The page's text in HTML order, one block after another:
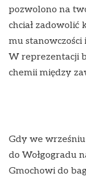
pozwolono na
chciał zadowolić
mu stanowczości
W reprezentacji
chemii między
Gdy we
do Wołgogradu
Gmochowi do